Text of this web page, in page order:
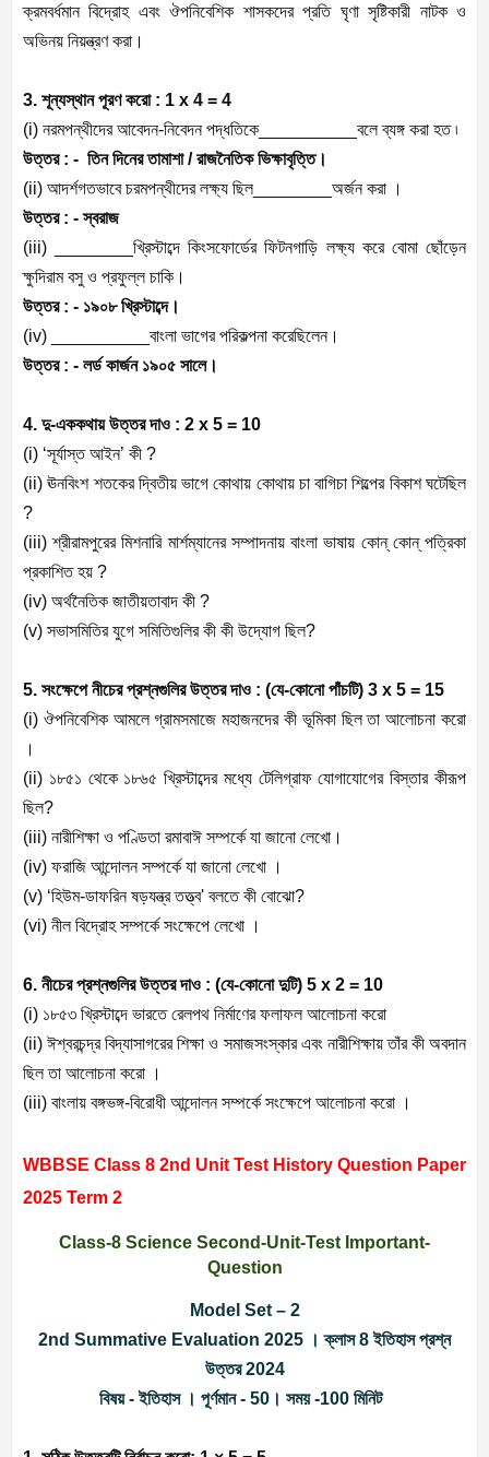
ক্রমবর্ধমান বিদ্রোহ এবং ঔপনিবেশিক শাসকদের প্রতি ঘৃণা সৃষ্টিকারী নাটক ও
অভিনয় নিয়ন্ত্রণ করা।
3. শূন্যস্থান পূরণ করো : 1 x 4 = 4
(i) নরমপন্থীদের আবেদন-নিবেদন পদ্ধতিকে__________বলে ব্যঙ্গ করা হত ৷
উত্তর : - তিন দিনের তামাশা / রাজনৈতিক ভিক্ষাবৃত্তি।
(ii) আদর্শগতভাবে চরমপন্থীদের লক্ষ্য ছিল________অর্জন করা ।
উত্তর : - স্বরাজ
(iii) ________খ্রিস্টাব্দে কিংসফোর্ডের ফিটনগাড়ি লক্ষ্য করে বোমা ছোঁড়েন
ক্ষুদিরাম বসু ও প্রফুল্ল চাকি।
উত্তর : - ১৯০৮ খ্রিস্টাব্দে।
(iv) __________বাংলা ভাগের পরিকল্পনা করেছিলেন।
উত্তর : - লর্ড কার্জন ১৯০৫ সালে।
4. দু-এককথায় উত্তর দাও : 2 x 5 = 10
(i) ‘সূর্যাস্ত আইন’ কী ?
(ii) ঊনবিংশ শতকের দ্বিতীয় ভাগে কোথায় কোথায় চা বাগিচা শিল্পের বিকাশ ঘটেছিল
?
(iii) শ্রীরামপুরের মিশনারি মার্শম্যানের সম্পাদনায় বাংলা ভাষায় কোন্ কোন্ পত্রিকা
প্রকাশিত হয় ?
(iv) অর্থনৈতিক জাতীয়তাবাদ কী ?
(v) সভাসমিতির যুগে সমিতিগুলির কী কী উদ্যোগ ছিল?
5. সংক্ষেপে নীচের প্রশ্নগুলির উত্তর দাও : (যে-কোনো পাঁচটি) 3 x 5 = 15
(i) ঔপনিবেশিক আমলে গ্রামসমাজে মহাজনদের কী ভূমিকা ছিল তা আলোচনা করো
।
(ii) ১৮৫১ থেকে ১৮৬৫ খ্রিস্টাব্দের মধ্যে টেলিগ্রাফ যোগাযোগের বিস্তার কীরূপ
ছিল?
(iii) নারীশিক্ষা ও পণ্ডিতা রমাবাঈ সম্পর্কে যা জানো লেখো।
(iv) ফরাজি আন্দোলন সম্পর্কে যা জানো লেখো ।
(v) ‘হিউম-ডাফরিন ষড়যন্ত্র তত্ত্ব' বলতে কী বোঝো?
(vi) নীল বিদ্রোহ সম্পর্কে সংক্ষেপে লেখো ।
6. নীচের প্রশ্নগুলির উত্তর দাও : (যে-কোনো দুটি) 5 x 2 = 10
(i) ১৮৫৩ খ্রিস্টাব্দে ভারতে রেলপথ নির্মাণের ফলাফল আলোচনা করো
(ii) ঈশ্বরচন্দ্র বিদ্যাসাগরের শিক্ষা ও সমাজসংস্কার এবং নারীশিক্ষায় তাঁর কী অবদান
ছিল তা আলোচনা করো ।
(iii) বাংলায় বঙ্গভঙ্গ-বিরোধী আন্দোলন সম্পর্কে সংক্ষেপে আলোচনা করো ।
WBBSE Class 8 2nd Unit Test History Question Paper
2025 Term 2
Class-8 Science Second-Unit-Test Important-
Question
Model Set – 2
2nd Summative Evaluation 2025 ।ক্লাস 8 ইতিহাস প্রশ্ন
উত্তর 2024
বিষয় - ইতিহাস । পূর্ণমান - 50। সময় -100 মিনিট